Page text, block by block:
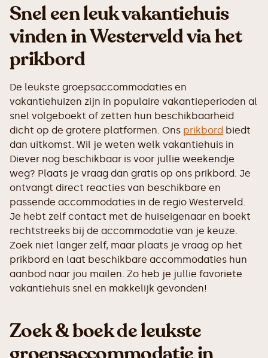
Snel een leuk vakantiehuis
vinden in Westerveld via het
prikbord
De leukste groepsaccommodaties en
vakantiehuizen zijn in populaire vakantieperioden al
snel volgeboekt of zetten hun beschikbaarheid
dicht op de grotere platformen. Ons prikbord biedt
dan uitkomst. Wil je weten welk vakantiehuis in
Diever nog beschikbaar is voor jullie weekendje
weg? Plaats je vraag dan gratis op ons prikbord. Je
ontvangt direct reacties van beschikbare en
passende accommodaties in de regio Westerveld.
Je hebt zelf contact met de huiseigenaar en boekt
rechtstreeks bij de accommodatie van je keuze.
Zoek niet langer zelf, maar plaats je vraag op het
prikbord en laat beschikbare accommodaties hun
aanbod naar jou mailen. Zo heb je jullie favoriete
vakantiehuis snel en makkelijk gevonden!
Zoek & boek de leukste